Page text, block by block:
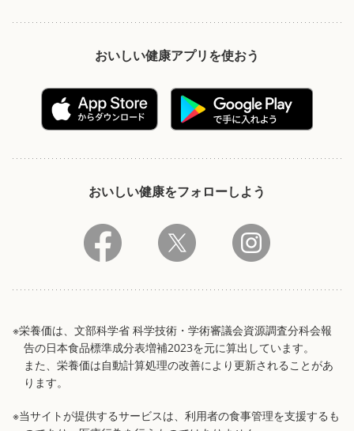
おいしい健康アプリを使おう
おいしい健康をフォローしよう
※栄養価は、文部科学省 科学技術・学術審議会資源調査分科会報
告の日本食品標準成分表増補2023を元に算出しています。
また、栄養価は自動計算処理の改善により更新されることがあ
ります。
※当サイトが提供するサービスは、利用者の食事管理を支援するも